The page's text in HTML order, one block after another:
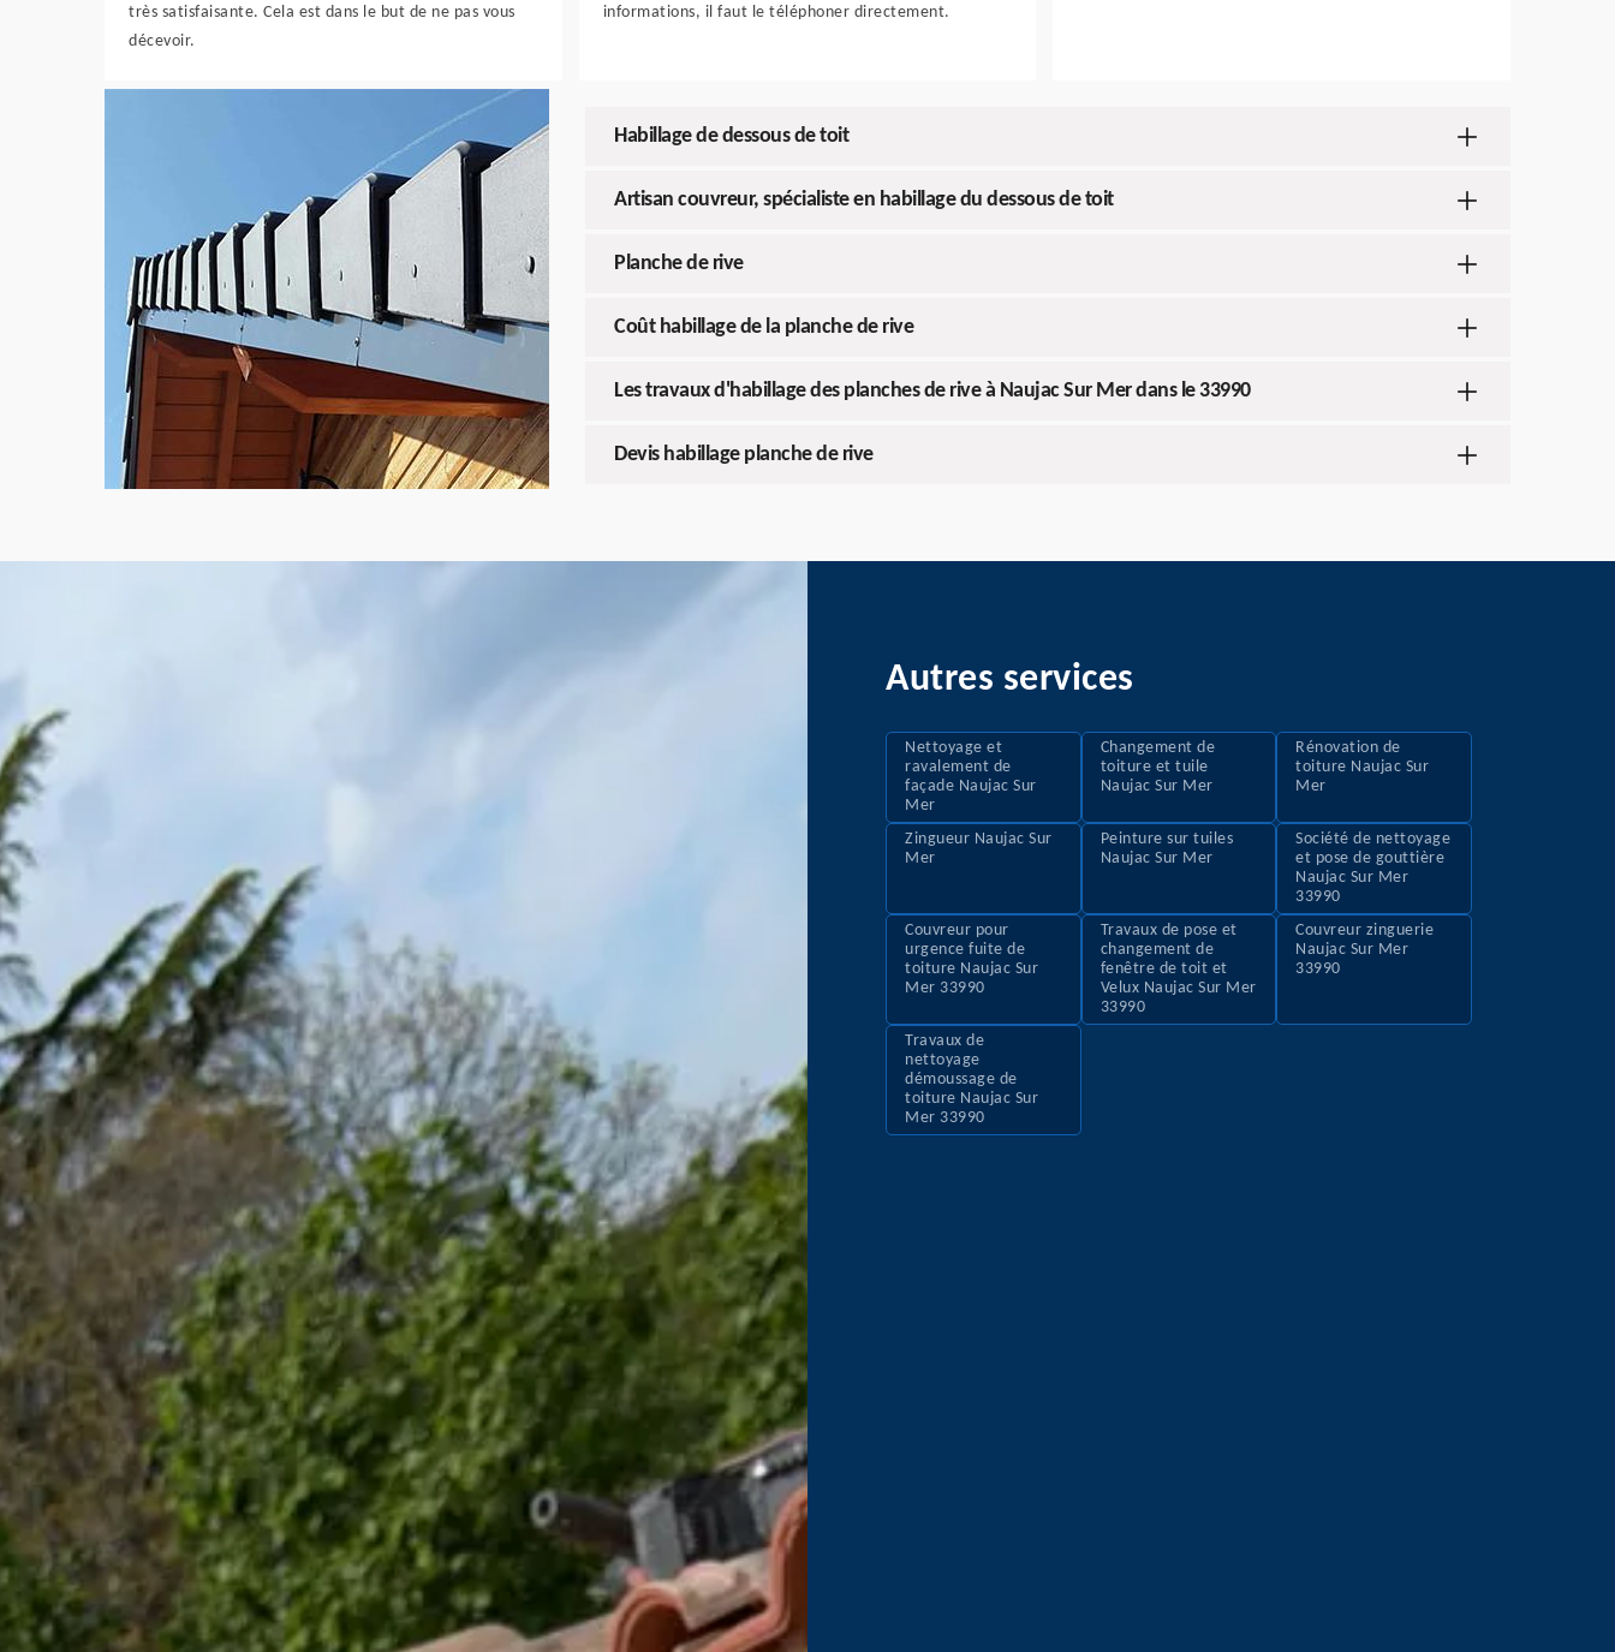
très satisfaisante. Cela est dans le but de ne pas vous
décevoir.
informations, il faut le téléphoner directement.
Habillage de dessous de toit
Artisan couvreur, spécialiste en habillage du dessous de toit
Planche de rive
Coût habillage de la planche de rive
Les travaux d'habillage des planches de rive à Naujac Sur Mer dans le 33990
Devis habillage planche de rive
Autres services
Nettoyage et
ravalement de
façade Naujac Sur
Mer
Changement de
toiture et tuile
Naujac Sur Mer
Rénovation de
toiture Naujac Sur
Mer
Zingueur Naujac Sur
Mer
Peinture sur tuiles
Naujac Sur Mer
Société de nettoyage
et pose de gouttière
Naujac Sur Mer
33990
Couvreur pour
urgence fuite de
toiture Naujac Sur
Mer 33990
Travaux de pose et
changement de
fenêtre de toit et
Velux Naujac Sur Mer
33990
Couvreur zinguerie
Naujac Sur Mer
33990
Travaux de
nettoyage
démoussage de
toiture Naujac Sur
Mer 33990